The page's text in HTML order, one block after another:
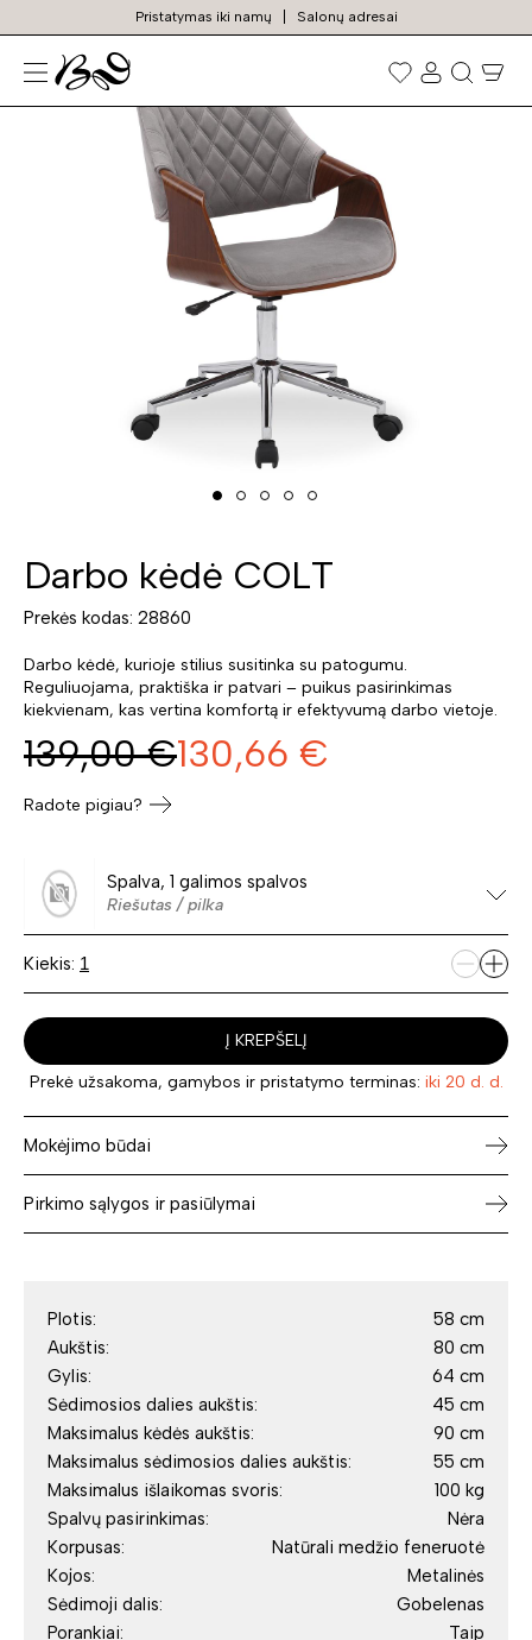
Pristatymas iki namų Salonų adresai
Prekių
paieška
N
Darbo kėdė COLT
Prekės kodas: 28860
Darbo kėdė, kurioje stilius susitinka su patogumu.
Reguliuojama, praktiška ir patvari – puikus pasirinkimas
kiekvienam, kas vertina komfortą ir efektyvumą darbo vietoje.
139,00 €130,66 €
Radote pigiau?
Spalva, 1 galimos spalvos
Riešutas / pilka
Kiekis:
Į KREPŠELĮ
Prekė užsakoma, gamybos ir pristatymo terminas: iki 20 d. d.
Mokėjimo būdai
Pirkimo sąlygos ir pasiūlymai
Plotis:
58 cm
Aukštis:
80 cm
Gylis:
64 cm
Sėdimosios dalies aukštis:
45 cm
Maksimalus kėdės aukštis:
90 cm
Maksimalus sėdimosios dalies aukštis:
55 cm
Maksimalus išlaikomas svoris:
100 kg
Spalvų pasirinkimas:
Nėra
Korpusas:
Natūrali medžio feneruotė
Kojos:
Metalinės
Sėdimoji dalis:
Gobelenas
Porankiai:
Taip